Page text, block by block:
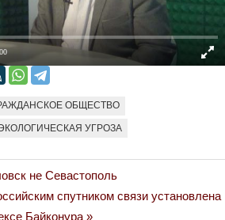
ОБЩЕСТВО
УГРОЗА
не Севастополь
спутником связи установлена
Байконура